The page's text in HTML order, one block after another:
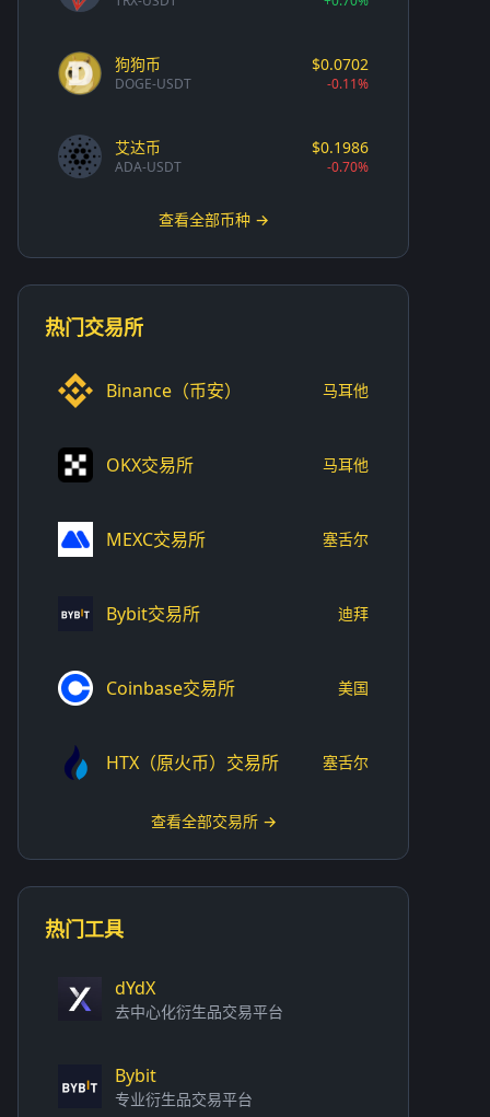
狗狗币
DOGE-USDT
$0.0702
-0.11%
艾达币
ADA-USDT
$0.1986
-0.70%
查看全部币种 →
热门交易所
Binance（币安） 马耳他
OKX交易所 马耳他
MEXC交易所 塞舌尔
Bybit交易所 迪拜
Coinbase交易所 美国
HTX（原火币）交易所 塞舌尔
查看全部交易所 →
热门工具
dYdX
去中心化衍生品交易平台
Bybit
专业衍生品交易平台